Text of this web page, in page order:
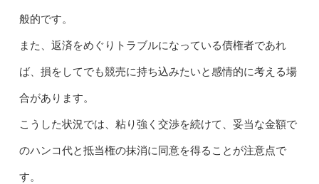
般的です。
また、返済をめぐりトラブルになっている債権者であれ
ば、損をしてでも競売に持ち込みたいと感情的に考える場
合があります。
こうした状況では、粘り強く交渉を続けて、妥当な金額で
のハンコ代と抵当権の抹消に同意を得ることが注意点で
す。